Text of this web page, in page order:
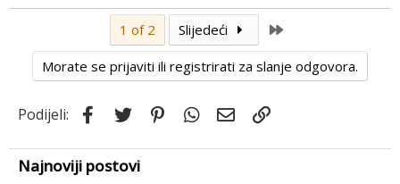
1 of 2 Slijedeći
Morate se prijaviti ili registrirati za slanje odgovora.
Podijeli: Facebook
Twitter PinterestWhatsApp
Email
Najnoviji postovi